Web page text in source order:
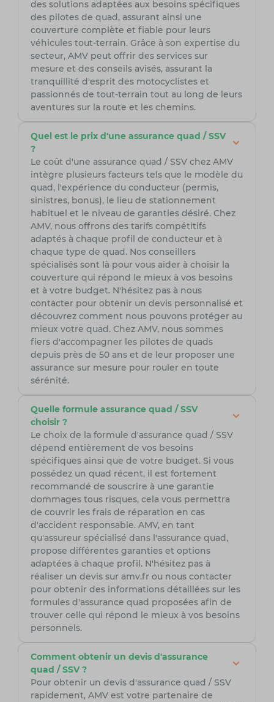
des solutions adaptées aux besoins spécifiques
des pilotes de quad, assurant ainsi une
couverture complète et fiable pour leurs
véhicules tout-terrain. Grâce à son expertise du
secteur, AMV peut offrir des services sur
mesure et des conseils avisés, assurant la
tranquillité d'esprit des motocyclistes et
passionnés de tout-terrain tout au long de leurs
aventures sur la route et les chemins.
Quel est le prix d'une assurance quad / SSV
?
Le coût d'une assurance quad / SSV chez AMV
intègre plusieurs facteurs tels que le modèle du
quad, l'expérience du conducteur (permis,
sinistres, bonus), le lieu de stationnement
habituel et le niveau de garanties désiré. Chez
AMV, nous offrons des tarifs compétitifs
adaptés à chaque profil de conducteur et à
chaque type de quad. Nos conseillers
spécialisés sont là pour vous aider à choisir la
couverture qui répond le mieux à vos besoins
et à votre budget. N'hésitez pas à nous
contacter pour obtenir un devis personnalisé et
découvrez comment nous pouvons protéger au
mieux votre quad. Chez AMV, nous sommes
fiers d'accompagner les pilotes de quads
depuis près de 50 ans et de leur proposer une
assurance sur mesure pour rouler en toute
sérénité.
Quelle formule assurance quad / SSV
choisir ?
Le choix de la formule d'assurance quad / SSV
dépend entièrement de vos besoins
spécifiques ainsi que de votre budget. Si vous
possédez un quad récent, il est fortement
recommandé de souscrire à une garantie
dommages tous risques, cela vous permettra
de couvrir les frais de réparation en cas
d'accident responsable. AMV, en tant
qu'assureur spécialisé dans l'assurance quad,
propose différentes garanties et options
adaptées à chaque profil. N'hésitez pas à
réaliser un devis sur amv.fr ou nous contacter
pour obtenir des informations détaillées sur les
formules d'assurance quad proposées afin de
trouver celle qui répond le mieux à vos besoins
personnels.
Comment obtenir un devis d'assurance
quad / SSV ?
Pour obtenir un devis d'assurance quad / SSV
rapidement, AMV est votre partenaire de